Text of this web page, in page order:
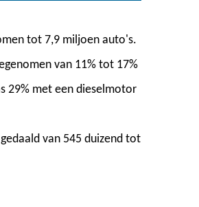
tot 7,9 miljoen auto's.
van 11% tot 17%
29% met een dieselmotor
van 545 duizend tot